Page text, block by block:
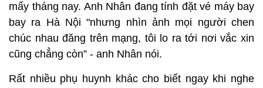
mấy tháng nay. Anh Nhân đang tính đặt vé máy bay
bay ra Hà Nội "nhưng nhìn ảnh mọi người chen
chúc nhau đăng trên mạng, tôi lo ra tới nơi vắc xin
cũng chẳng còn” - anh Nhân nói.
Rất nhiều phụ huynh khác cho biết ngay khi nghe